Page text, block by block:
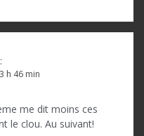
h 46 min
me dit moins ces
le clou. Au suivant!